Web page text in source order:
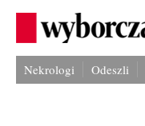
Nekrologi Odeszli